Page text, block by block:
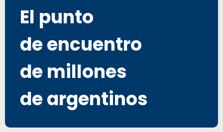
El punto
de encuentro
de millones
de argentinos